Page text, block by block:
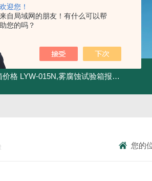
欢迎您！
来自局域网的朋友！有什么可以帮
助您的吗？
价格 LYW-015N,雾腐蚀试验箱报价 LYW-
您的